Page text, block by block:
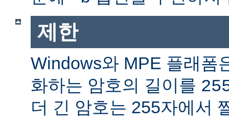
제한
Windows와 MPE 플래폼
화하는 암호의 길이를
더 긴 암호는 255자에서